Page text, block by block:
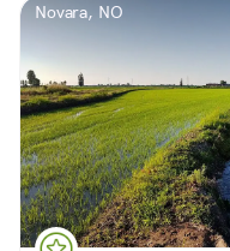
Novara, NO